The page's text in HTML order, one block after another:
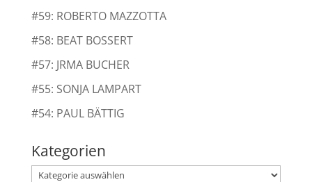
#59: ROBERTO MAZZOTTA
#58: BEAT BOSSERT
#57: JRMA BUCHER
#55: SONJA LAMPART
#54: PAUL BÄTTIG
Kategorien
Kategorien